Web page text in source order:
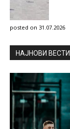
posted on 31.07.2026
НAЈНОВИ ВЕСТИ